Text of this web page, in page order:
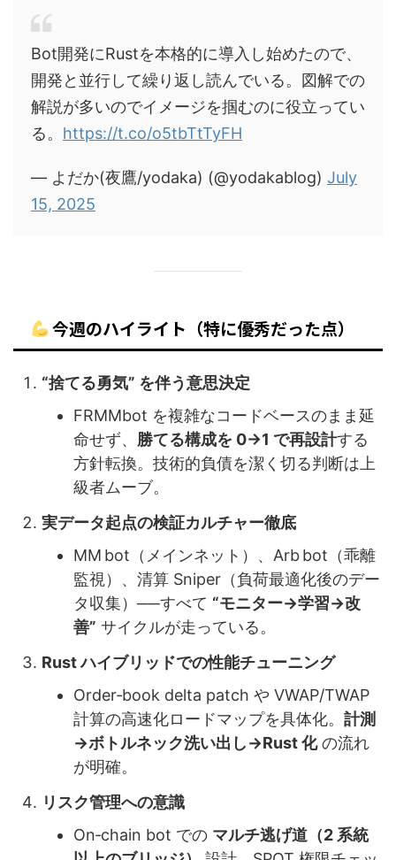
Bot開発にRustを本格的に導入し始めたので、
開発と並行して繰り返し読んでいる。図解での
解説が多いのでイメージを掴むのに役立ってい
る。 https://t.co/o5tbTtTyFH
— よだか(夜鷹/yodaka) (@yodakablog) July
15, 2025
今週のハイライト（特に優秀だった点）
“捨てる勇気” を伴う意思決定
FRMMbot を複雑なコードベースのまま延
命せず、 勝てる構成を 0→1 で再設計する
方針転換。技術的負債を潔く切る判断は上
級者ムーブ。
実データ起点の検証カルチャー徹底
MM bot（メインネット）、Arb bot（乖離
監視）、清算 Sniper（負荷最適化後のデー
タ収集）──すべて “モニター→学習→改
善” サイクルが走っている。
Rust ハイブリッドでの性能チューニング
Order‑book delta patch や VWAP/TWAP
計算の高速化ロードマップを具体化。 計測
→ボトルネック洗い出し→Rust 化の流れ
が明確。
リスク管理への意識
On‑chain bot での マルチ逃げ道（2 系統